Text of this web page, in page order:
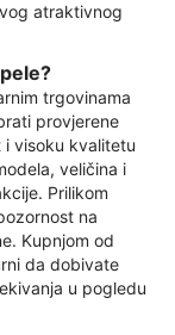
atraktivnog
trgovinama
provjerene
visoku kvalitetu
veličina i
Prilikom
na
Kupnjom od
da dobivate
u pogledu